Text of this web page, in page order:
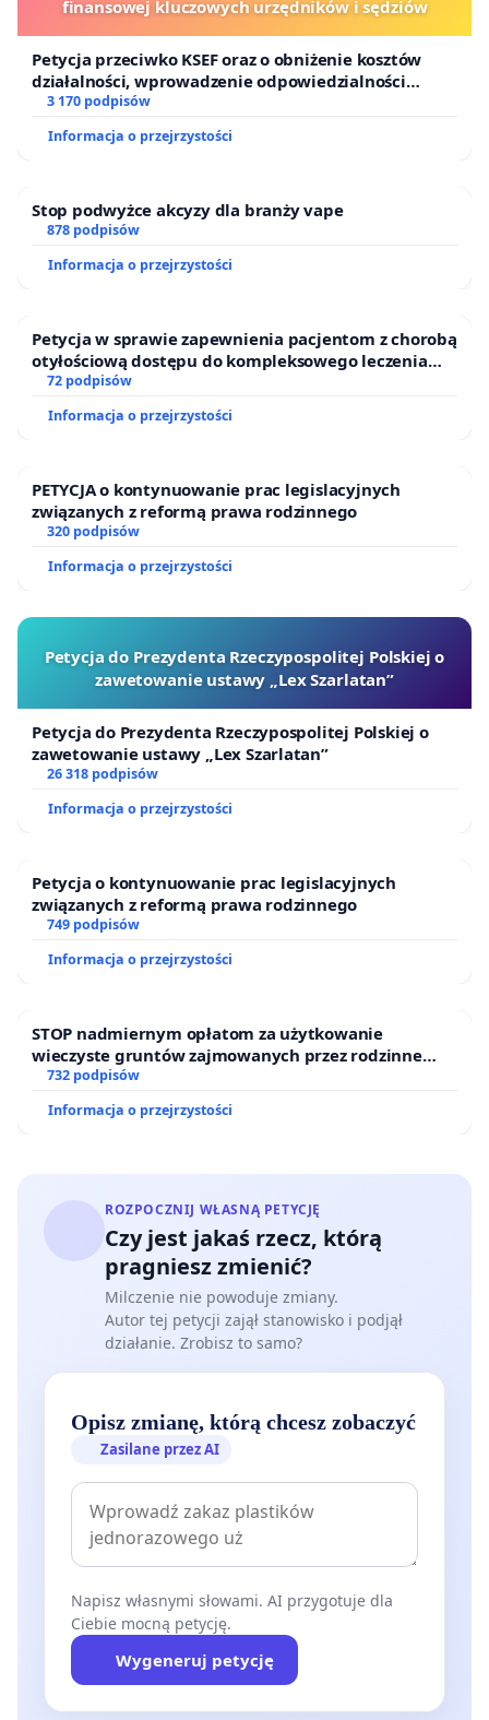
finansowej kluczowych urzędników i sędziów
Petycja przeciwko KSEF oraz o obniżenie kosztów
działalności, wprowadzenie odpowiedzialności
finansowej kluczowych urzędników i sędziów
3 170 podpisów
Informacja o przejrzystości
Stop podwyżce akcyzy dla branży vape
878 podpisów
Informacja o przejrzystości
Petycja w sprawie zapewnienia pacjentom z chorobą
otyłościową dostępu do kompleksowego leczenia
oraz programów profilaktycznych.
72 podpisów
Informacja o przejrzystości
PETYCJA o kontynuowanie prac legislacyjnych
związanych z reformą prawa rodzinnego
320 podpisów
Informacja o przejrzystości
Petycja do Prezydenta Rzeczypospolitej Polskiej o
zawetowanie ustawy „Lex Szarlatan”
Petycja do Prezydenta Rzeczypospolitej Polskiej o
zawetowanie ustawy „Lex Szarlatan”
26 318 podpisów
Informacja o przejrzystości
Petycja o kontynuowanie prac legislacyjnych
związanych z reformą prawa rodzinnego
749 podpisów
Informacja o przejrzystości
STOP nadmiernym opłatom za użytkowanie
wieczyste gruntów zajmowanych przez rodzinne
ogrody działkowe.
732 podpisów
Informacja o przejrzystości
ROZPOCZNIJ WŁASNĄ PETYCJĘ
Czy jest jakaś rzecz, którą
pragniesz zmienić?
Milczenie nie powoduje zmiany.
Autor tej petycji zajął stanowisko i podjął
działanie. Zrobisz to samo?
Opisz zmianę, którą chcesz zobaczyć
Zasilane przez AI
Napisz własnymi słowami. AI przygotuje dla
Ciebie mocną petycję.
Wygeneruj petycję